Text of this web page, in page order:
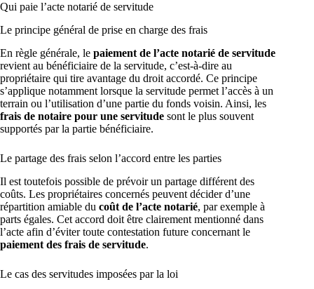
Qui paie l’acte notarié de servitude
Le principe général de prise en charge des frais
En règle générale, le paiement de l’acte notarié de servitude
revient au bénéficiaire de la servitude, c’est-à-dire au
propriétaire qui tire avantage du droit accordé. Ce principe
s’applique notamment lorsque la servitude permet l’accès à un
terrain ou l’utilisation d’une partie du fonds voisin. Ainsi, les
frais de notaire pour une servitude sont le plus souvent
supportés par la partie bénéficiaire.
Le partage des frais selon l’accord entre les parties
Il est toutefois possible de prévoir un partage différent des
coûts. Les propriétaires concernés peuvent décider d’une
répartition amiable du coût de l’acte notarié, par exemple à
parts égales. Cet accord doit être clairement mentionné dans
l’acte afin d’éviter toute contestation future concernant le
paiement des frais de servitude.
Le cas des servitudes imposées par la loi